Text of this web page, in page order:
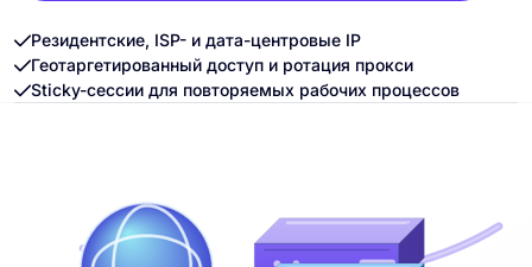
Резидентские, ISP- и дата-центровые IP
Геотаргетированный доступ и ротация прокси
Sticky-сессии для повторяемых рабочих процессов